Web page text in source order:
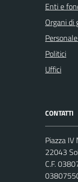
Enti e
Organi di
Politici
Uffici
CONTATTI
Piazza
22043
C.F.